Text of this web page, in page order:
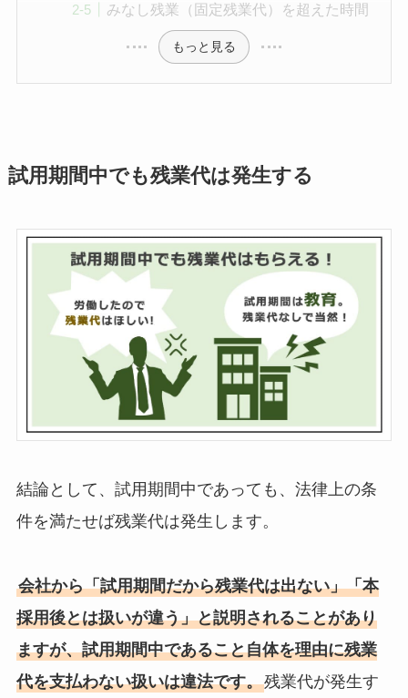
みなし残業（固定残業代）を超えた時間
もっと見る
試用期間中でも残業代は発生する
結論として、試用期間中であっても、法律上の条
件を満たせば残業代は発生します。
会社から「試用期間だから残業代は出ない」「本
採用後とは扱いが違う」と説明されることがあり
ますが、試用期間中であること自体を理由に残業
代を支払わない扱いは違法です。残業代が発生す